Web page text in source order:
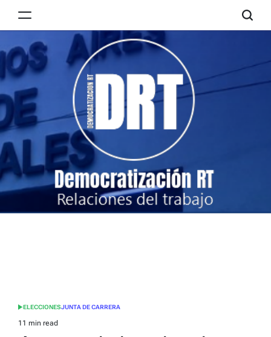
RT
POSTED
IN
ELECCIONESJUNTA DE CARRERA
Estimated
11 min read